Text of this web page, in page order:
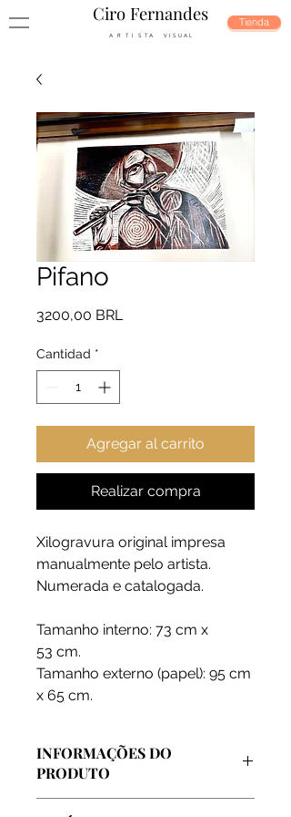
Ciro Fernandes
A R T I S T A V I S U A L
Tienda
Pifano
3200,00 BRL
Cantidad *
Agregar al carrito
Realizar compra
Xilogravura original impresa
manualmente pelo artista.
Numerada e catalogada.
Tamanho interno: 73 cm x
53 cm.
Tamanho externo (papel): 95 cm
x 65 cm.
INFORMAÇÕES DO
PRODUTO